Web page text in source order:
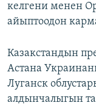
келгени менен
айыптоодон
Казакстандын
Астана
Луганск
алдынчалыгын